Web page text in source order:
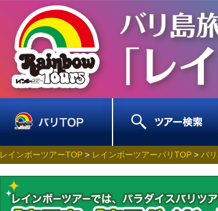
レインボーツアーTOP > レインボーツアーバリTOP > バ